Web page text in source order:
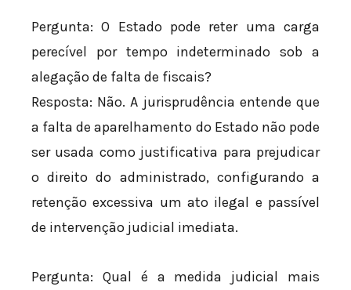
Pergunta: O Estado pode reter uma carga
perecível por tempo indeterminado sob a
alegação de falta de fiscais?
Resposta: Não. A jurisprudência entende que
a falta de aparelhamento do Estado não pode
ser usada como justificativa para prejudicar
o direito do administrado, configurando a
retenção excessiva um ato ilegal e passível
de intervenção judicial imediata.
Pergunta: Qual é a medida judicial mais